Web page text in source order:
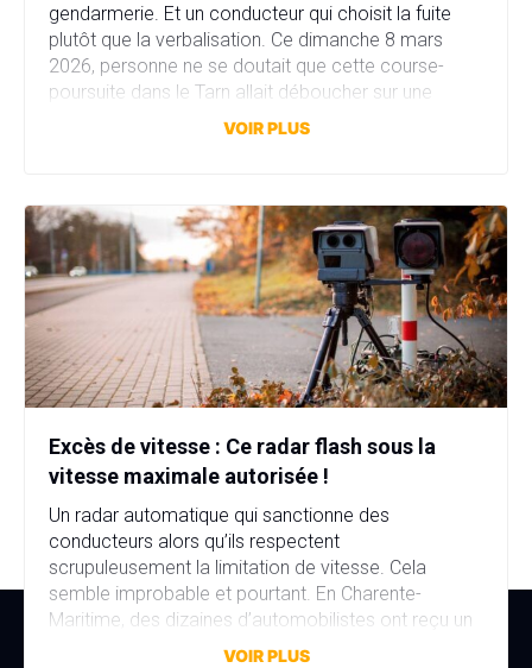
gendarmerie. Et un conducteur qui choisit la fuite
plutôt que la verbalisation. Ce dimanche 8 mars
2026, personne ne se doutait que cette course-
poursuite dans le Tarn allait déboucher sur une
affaire bien plus sérieuse que prévu. Fausse plaque
VOIR PLUS
Excès de vitesse : Ce radar flash sous la
vitesse maximale autorisée !
Un radar automatique qui sanctionne des
conducteurs alors qu’ils respectent
scrupuleusement la limitation de vitesse. Cela
semble improbable et pourtant. En Charente-
Maritime, des dizaines d’automobilistes ont reçu un
avis de contravention alors qu’ils n’avaient commis
VOIR PLUS